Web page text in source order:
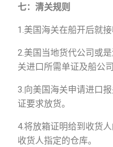
七：清关规则
1.美国海关在船开后就
2.美国当地货代公司或
关进口所需单证及船公
3.向美国海关申请进口
证要求放货。
4.将放箱证明给到收货
收货人指定的仓库。